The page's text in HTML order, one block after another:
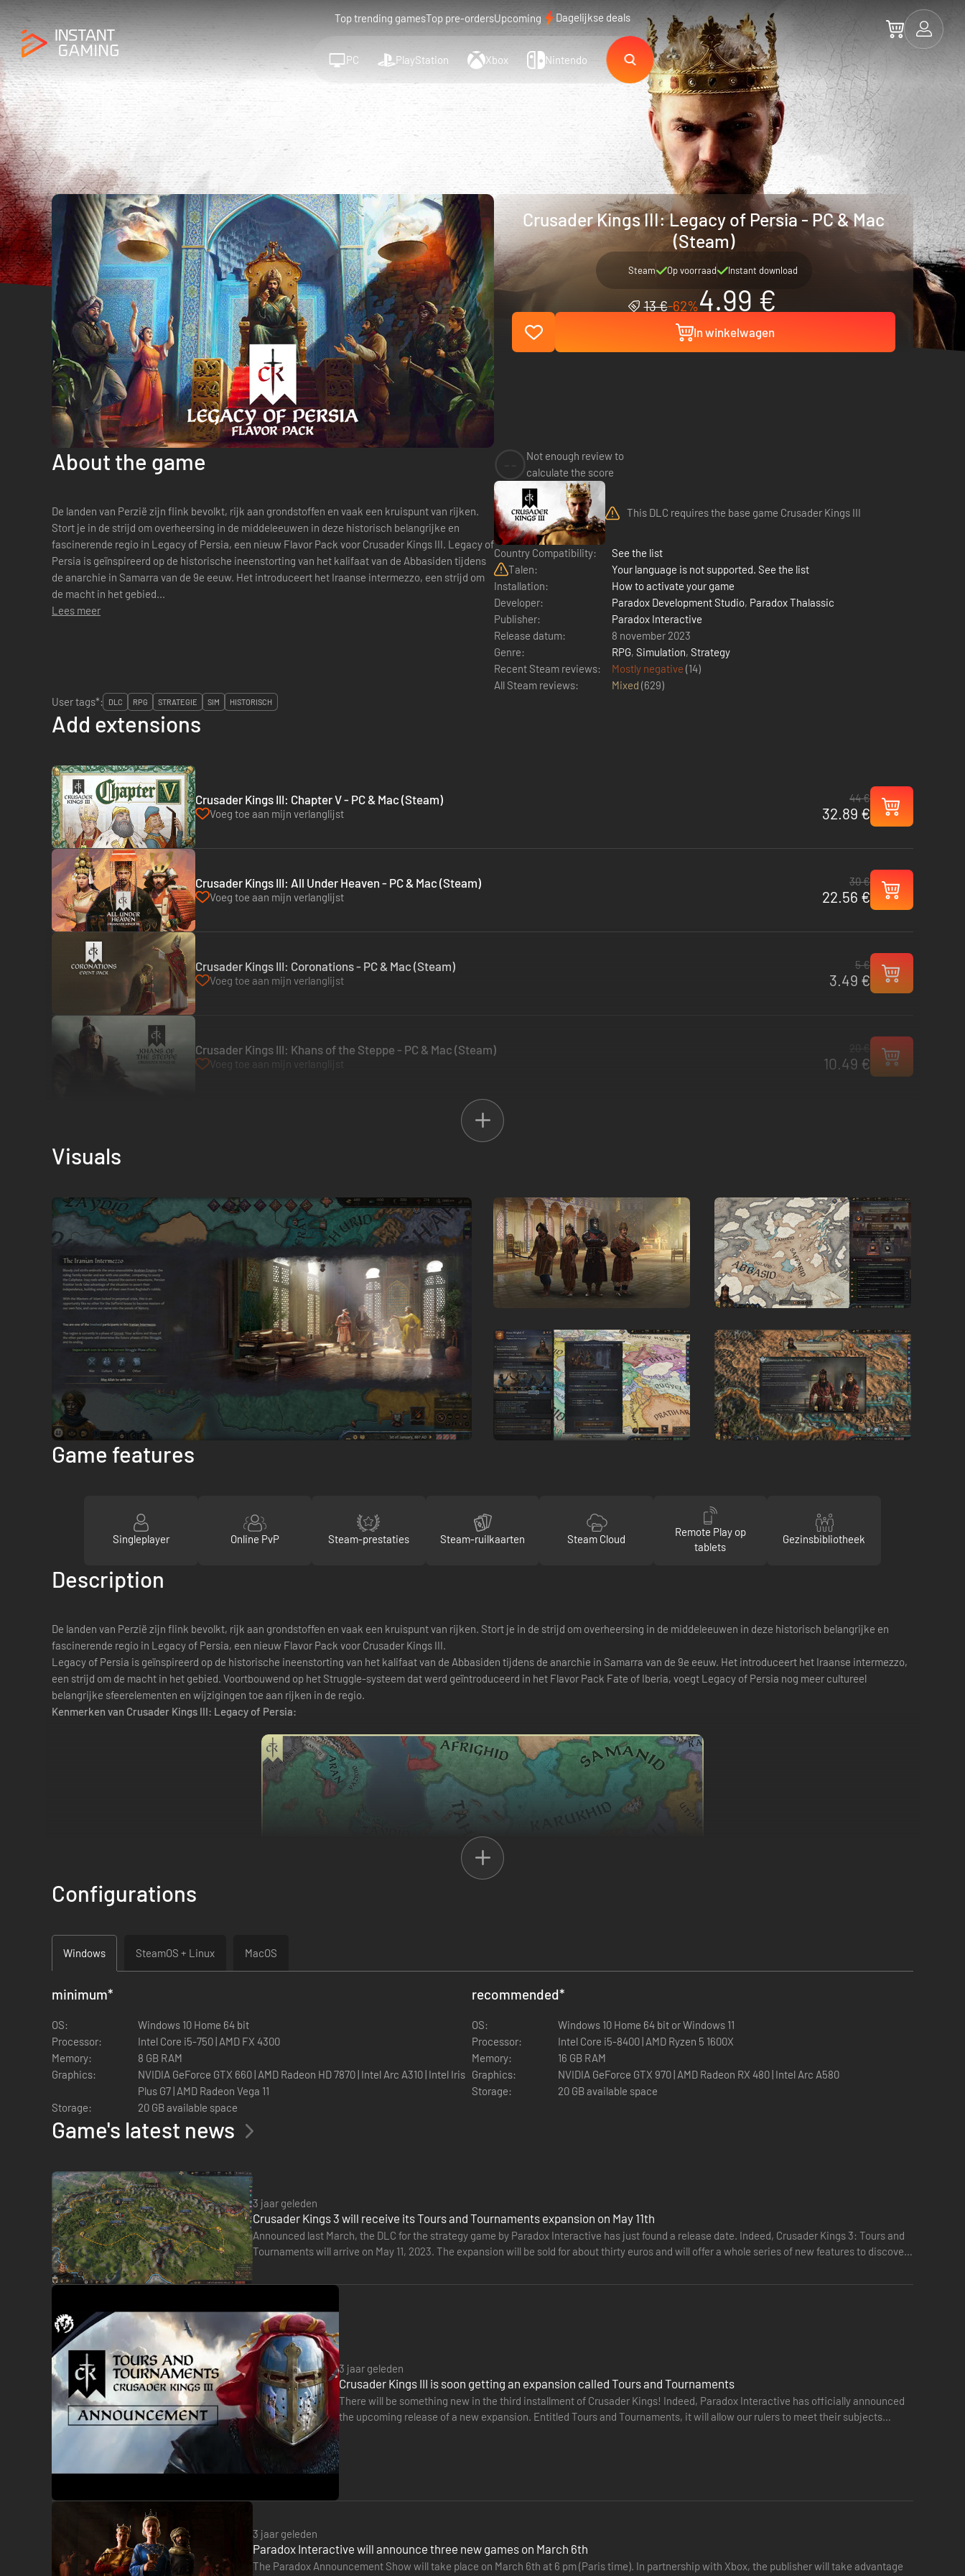
Top trending gamesTop pre-ordersUpcoming Dagelijkse deals
PC PlayStation Xbox Nintendo
Crusader Kings III: Legacy of Persia - PC & Mac
(Steam)
Steam Op voorraad Instant download
13 €-62%4.99 €
In winkelwagen
About the game
De landen van Perzië zijn flink bevolkt, rijk aan grondstoffen en vaak een kruispunt van rijken.
Stort je in de strijd om overheersing in de middeleeuwen in deze historisch belangrijke en
fascinerende regio in Legacy of Persia, een nieuw Flavor Pack voor Crusader Kings III. Legacy of
Persia is geïnspireerd op de historische ineenstorting van het kalifaat van de Abbasiden tijdens
de anarchie in Samarra van de 9e eeuw. Het introduceert het Iraanse intermezzo, een strijd om
de macht in het gebied...
Lees meer
Not enough review to
calculate the score
This DLC requires the base game Crusader Kings III
Country Compatibility:
See the list
Talen:
Your language is not supported. See the list
Installation:
How to activate your game
Developer:
Paradox Development Studio, Paradox Thalassic
Publisher:
Paradox Interactive
Release datum:
8 november 2023
Genre:
RPG, Simulation, Strategy
Recent Steam reviews:
Mostly negative (14)
All Steam reviews:
Mixed (629)
User tags*:
DLC RPG STRATEGIE SIM HISTORISCH
Add extensions
Crusader Kings III: Chapter V - PC & Mac (Steam)
Voeg toe aan mijn verlanglijst
44 €
32.89 €
Crusader Kings III: All Under Heaven - PC & Mac (Steam)
Voeg toe aan mijn verlanglijst
30 €
22.56 €
Crusader Kings III: Coronations - PC & Mac (Steam)
Voeg toe aan mijn verlanglijst
5 €
3.49 €
Crusader Kings III: Khans of the Steppe - PC & Mac (Steam)
Voeg toe aan mijn verlanglijst 10.49 €
Visuals
Game features
Singleplayer Online PvP Steam-prestaties Steam-ruilkaarten Steam Cloud
Remote Play op
tablets
Gezinsbibliotheek
Description
De landen van Perzië zijn flink bevolkt, rijk aan grondstoffen en vaak een kruispunt van rijken. Stort je in de strijd om overheersing in de middeleeuwen in deze historisch belangrijke en
fascinerende regio in Legacy of Persia, een nieuw Flavor Pack voor Crusader Kings III.
Legacy of Persia is geïnspireerd op de historische ineenstorting van het kalifaat van de Abbasiden tijdens de anarchie in Samarra van de 9e eeuw. Het introduceert het Iraanse intermezzo,
een strijd om de macht in het gebied. Voortbouwend op het Struggle-systeem dat werd geïntroduceerd in het Flavor Pack Fate of Iberia, voegt Legacy of Persia nog meer cultureel
belangrijke sfeerelementen en wijzigingen toe aan rijken in de regio.
Kenmerken van Crusader Kings III: Legacy of Persia:
Het Iraanse intermezzo: het kalifaat van de Abbasiden loopt op z'n einde en vastberaden Iraanse heersers zijn uit op onafhankelijkheid en een nieuwe toekomst voor de regio. Bouw jij een
nieuw rijk op, onderwerp je het wankelende kalifaat voor je eigen bestwil, of blaas je het kalifaat nieuw leven in om de orde te herstellen in het gebied?
Meer historische sfeerelementen: nieuwe beslissingen, interacties en gebouwen voor heersers in de Perzische regio, plus speciale content die draait om het belang van clanleiderschap en
de bescherming van de grensgebieden.
Veranderingen voor Iraanse culturen: nieuwe Iraanse tradities zoals innovatieve hofgeleerden, unieke krijgsmannen en machtige nieuwe gebouwen om dorre landen lucratief te maken.
Configurations
Windows SteamOS + Linux MacOS
minimum*
OS:
Windows 10 Home 64 bit
Processor:
Intel Core i5-750 | AMD FX 4300
Memory:
8 GB RAM
Graphics:
NVIDIA GeForce GTX 660 | AMD Radeon HD 7870 | Intel Arc A310 | Intel Iris
Plus G7 | AMD Radeon Vega 11
Storage:
20 GB available space
recommended*
OS:
Windows 10 Home 64 bit or Windows 11
Processor:
Intel Core i5-8400 | AMD Ryzen 5 1600X
Memory:
16 GB RAM
Graphics:
NVIDIA GeForce GTX 970 | AMD Radeon RX 480 | Intel Arc A580
Storage:
20 GB available space
Game's latest news
3 jaar geleden
Crusader Kings 3 will receive its Tours and Tournaments expansion on May 11th
Announced last March, the DLC for the strategy game by Paradox Interactive has just found a release date. Indeed, Crusader Kings 3: Tours and
Tournaments will arrive on May 11, 2023. The expansion will be sold for about thirty euros and will offer a whole series of new features to discover.
3 jaar geleden
Crusader Kings III is soon getting an expansion called Tours and Tournaments
There will be something new in the third installment of Crusader Kings! Indeed, Paradox Interactive has officially announced
the upcoming release of a new expansion. Entitled Tours and Tournaments, it will allow our rulers to meet their subjects
3 jaar geleden
Paradox Interactive will announce three new games on March 6th
The Paradox Announcement Show will take place on March 6th at 6 pm (Paris time). In partnership with Xbox, the publisher will take advantage